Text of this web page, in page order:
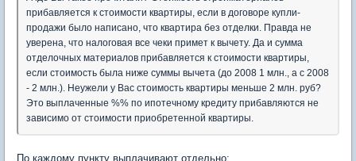
прибавляется к стоимости квартиры, если в договоре купли-
продажи было написано, что квартира без отделки. Правда не
уверена, что налоговая все чеки примет к вычету. Да и сумма
отделочных материалов прибавляется к стоимости квартиры,
если стоимость была ниже суммы вычета (до 2008 1 млн., а с 2008
- 2 млн.). Неужели у Вас стоимость квартиры меньше 2 млн. руб?
Это выплаченные %% по ипотечному кредиту прибавляются не
зависимо от стоимости приобретенной квартиры.
По каждому пункту выплачивают отдельно: